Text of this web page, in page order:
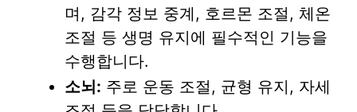
며, 감각 정보 중계, 호르몬 조절, 체온
조절 등 생명 유지에 필수적인 기능을
수행합니다.
소뇌: 주로 운동 조절, 균형 유지, 자세